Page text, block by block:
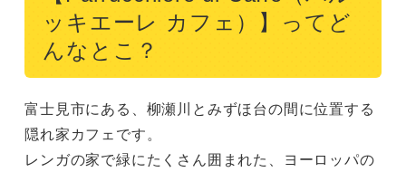
ッキエーレ カフェ）】ってど
んなとこ？
富士見市にある、柳瀬川とみずほ台の間に位置する
隠れ家カフェです。
レンガの家で緑にたくさん囲まれた、ヨーロッパの